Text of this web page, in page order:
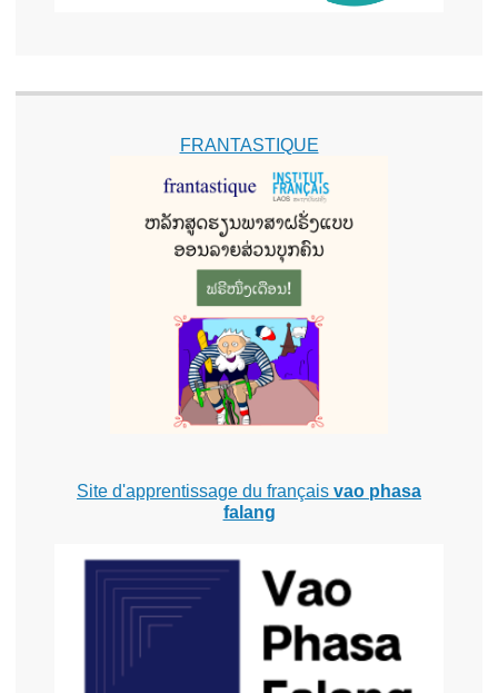
FRANTASTIQUE
Site d'apprentissage du français vao phasa
falang